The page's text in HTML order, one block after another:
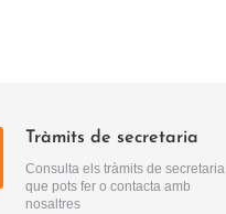
Tràmits de secretaria
Consulta els tràmits de secretaria
que pots fer o contacta amb
nosaltres